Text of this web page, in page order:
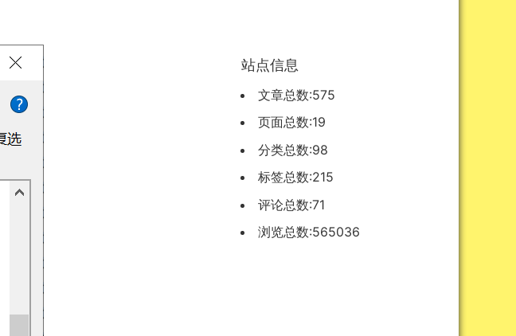
站点信息
文章总数:575
页面总数:19
分类总数:98
标签总数:215
评论总数:71
浏览总数:565036